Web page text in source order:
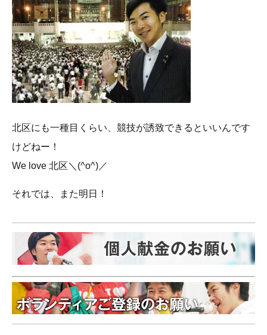
北区にも一種目くらい、競技が誘致できるといいんです
けどねー！
We love 北区＼(^o^)／
それでは、また明日！